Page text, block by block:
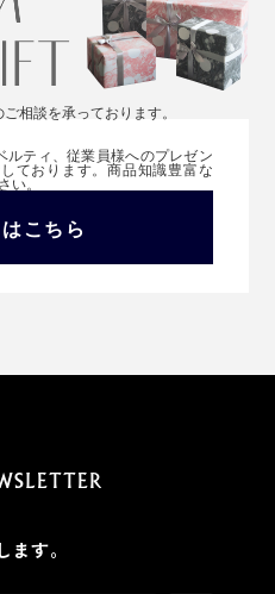
相談を承っております。
ルティ、従業員様へのプレゼン
ております。商品知識豊富な
い。
こちら
す。